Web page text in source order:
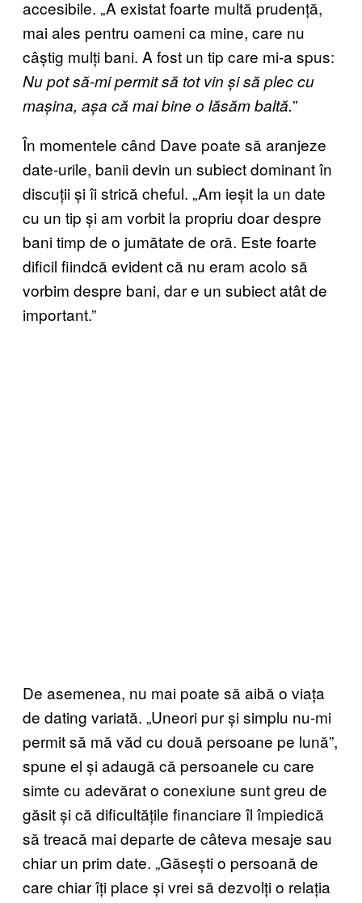
accesibile. „A existat foarte multă prudență,
mai ales pentru oameni ca mine, care nu
câștig mulți bani. A fost un tip care mi-a spus:
Nu pot să-mi permit să tot vin și să plec cu
mașina, așa că mai bine o lăsăm baltă.”
În momentele când Dave poate să aranjeze
date-urile, banii devin un subiect dominant în
discuții și îi strică cheful. „Am ieșit la un date
cu un tip și am vorbit la propriu doar despre
bani timp de o jumătate de oră. Este foarte
dificil fiindcă evident că nu eram acolo să
vorbim despre bani, dar e un subiect atât de
important.”
De asemenea, nu mai poate să aibă o viața
de dating variată. „Uneori pur și simplu nu-mi
permit să mă văd cu două persoane pe lună”,
spune el și adaugă că persoanele cu care
simte cu adevărat o conexiune sunt greu de
găsit și că dificultățile financiare îl împiedică
să treacă mai departe de câteva mesaje sau
chiar un prim date. „Găsești o persoană de
care chiar îți place și vrei să dezvolți o relația